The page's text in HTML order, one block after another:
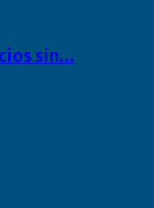
sin…